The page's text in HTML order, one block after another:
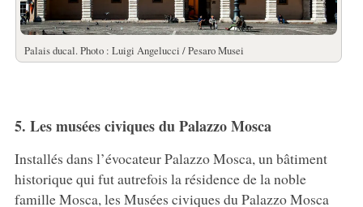
Palais ducal. Photo : Luigi Angelucci / Pesaro Musei
5. Les musées civiques du Palazzo Mosca
Installés dans l’évocateur Palazzo Mosca, un bâtiment
historique qui fut autrefois la résidence de la noble
famille Mosca, les Musées civiques du Palazzo Mosca